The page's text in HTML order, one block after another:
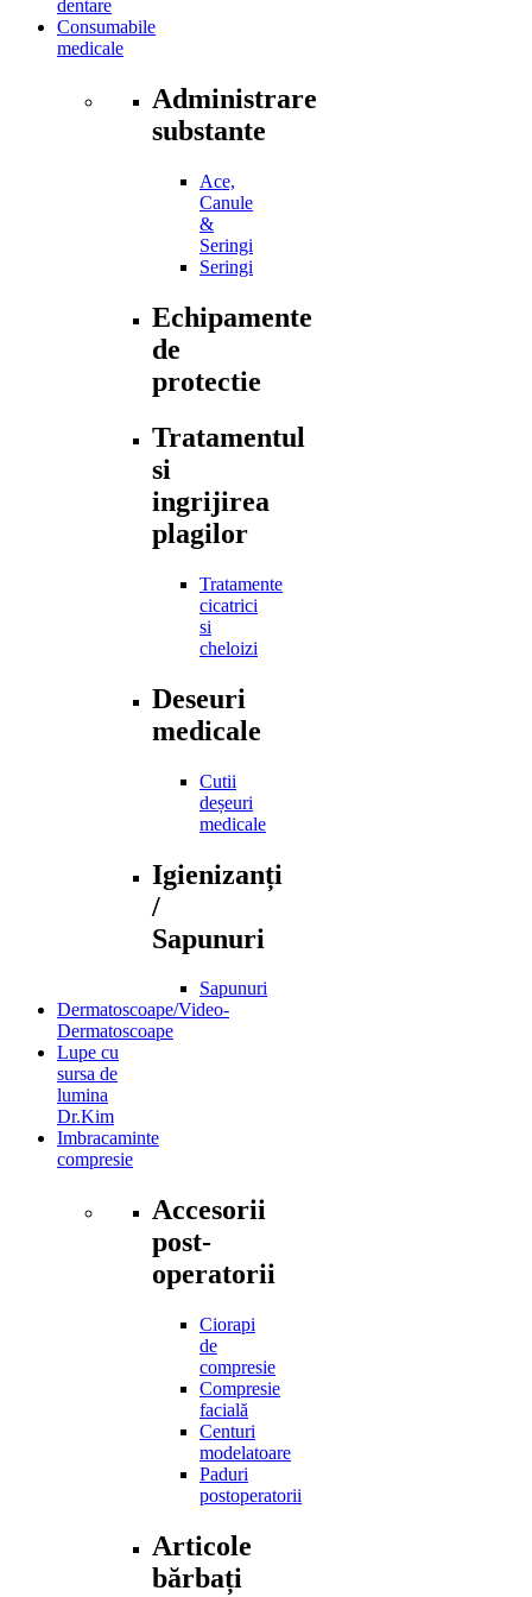
dentare
Consumabile
medicale
Administrare
substante
Ace,
Canule
&
Seringi
Seringi
Echipamente
de
protectie
Tratamentul
si
ingrijirea
plagilor
Tratamente
cicatrici
si
cheloizi
Deseuri
medicale
Cutii
deșeuri
medicale
Igienizanți
/
Sapunuri
Sapunuri
Dermatoscoape/Video-
Dermatoscoape
Lupe cu
sursa de
lumina
Dr.Kim
Imbracaminte
compresie
Accesorii
post-
operatorii
Ciorapi
de
compresie
Compresie
facială
Centuri
modelatoare
Paduri
postoperatorii
Articole
bărbați